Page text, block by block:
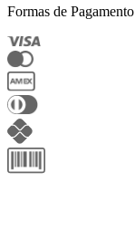
Formas de Pagamento